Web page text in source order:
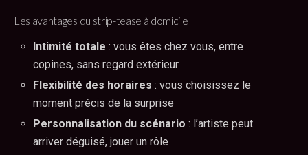
Les avantages du strip-tease à domicile
Intimité totale : vous êtes chez vous, entre
copines, sans regard extérieur
Flexibilité des horaires : vous choisissez le
moment précis de la surprise
Personnalisation du scénario : l’artiste peut
arriver déguisé, jouer un rôle